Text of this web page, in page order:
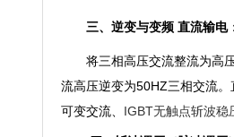
三、逆变与变频 直流输电
将三相高压交流整流为高
流高压逆变为50HZ三相交流
可变交流
IGBT无触点斩波稳